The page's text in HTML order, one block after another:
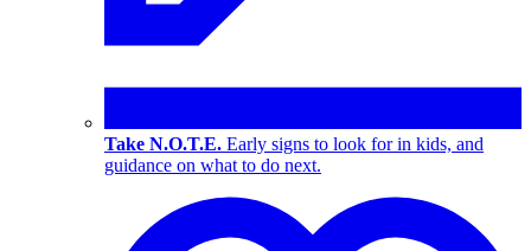
Take N.O.T.E. Early signs to look for in kids, and
guidance on what to do next.